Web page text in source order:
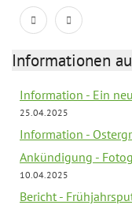
Informationen
Information - Ein
25.04.2025
Information -
Ankündigung -
10.04.2025
Bericht -